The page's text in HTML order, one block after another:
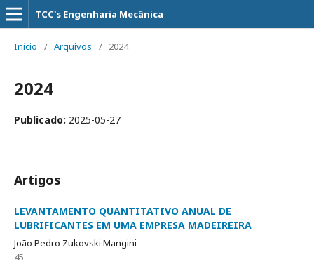
TCC's Engenharia Mecânica
Início / Arquivos / 2024
2024
Publicado: 2025-05-27
Artigos
LEVANTAMENTO QUANTITATIVO ANUAL DE
LUBRIFICANTES EM UMA EMPRESA MADEIREIRA
João Pedro Zukovski Mangini
45